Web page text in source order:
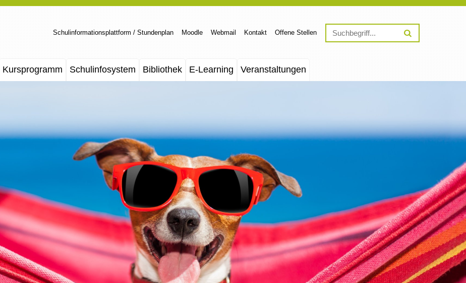
Schulinformationsplattform / Stundenplan Moodle Webmail Kontakt Offene Stellen
Kursprogramm Schulinfosystem Bibliothek E-Learning Veranstaltungen